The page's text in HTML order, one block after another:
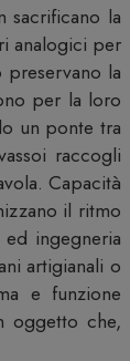
sacrificano la
analogici per
la
per la loro
un ponte tra
raccogli
Capacità
il ritmo
ingegneria
artigianali o
e funzione
oggetto che,